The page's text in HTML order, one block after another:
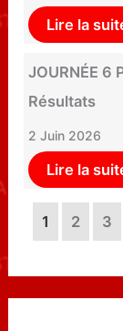
Lire la
JOURNÉE 6
Résultats
2 Juin 2026
Lire la
1 2 3